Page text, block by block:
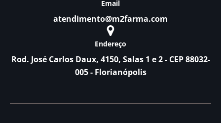
Email
atendimento@m2farma.com
Endereço
Rod. José Carlos Daux, 4150, Salas 1 e 2 - CEP 88032-
005 - Florianópolis